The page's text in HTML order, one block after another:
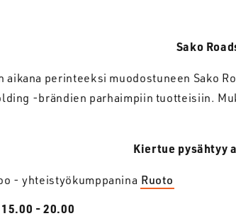
Sako
perinteeksi muodostuneen Sako
-brändien parhaimpiin tuotteisiin.
Kiertue pysähtyy
- yhteistyökumppanina Ruoto
15.00 - 20.00